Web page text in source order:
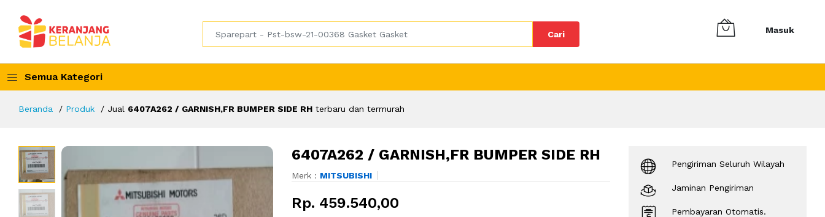
Cari Masuk
Semua Kategori
Beranda Produk Jual 6407A262 / GARNISH,FR BUMPER SIDE RH terbaru dan termurah
6407A262 / GARNISH,FR BUMPER SIDE RH
Merk : MITSUBISHI
Rp. 459.540,00
Pengiriman Seluruh Wilayah
Jaminan Pengiriman
Pembayaran Otomatis.